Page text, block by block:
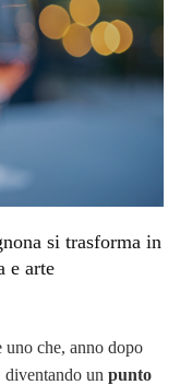
si trasforma in
e arte
uno che, anno dopo
diventando un punto